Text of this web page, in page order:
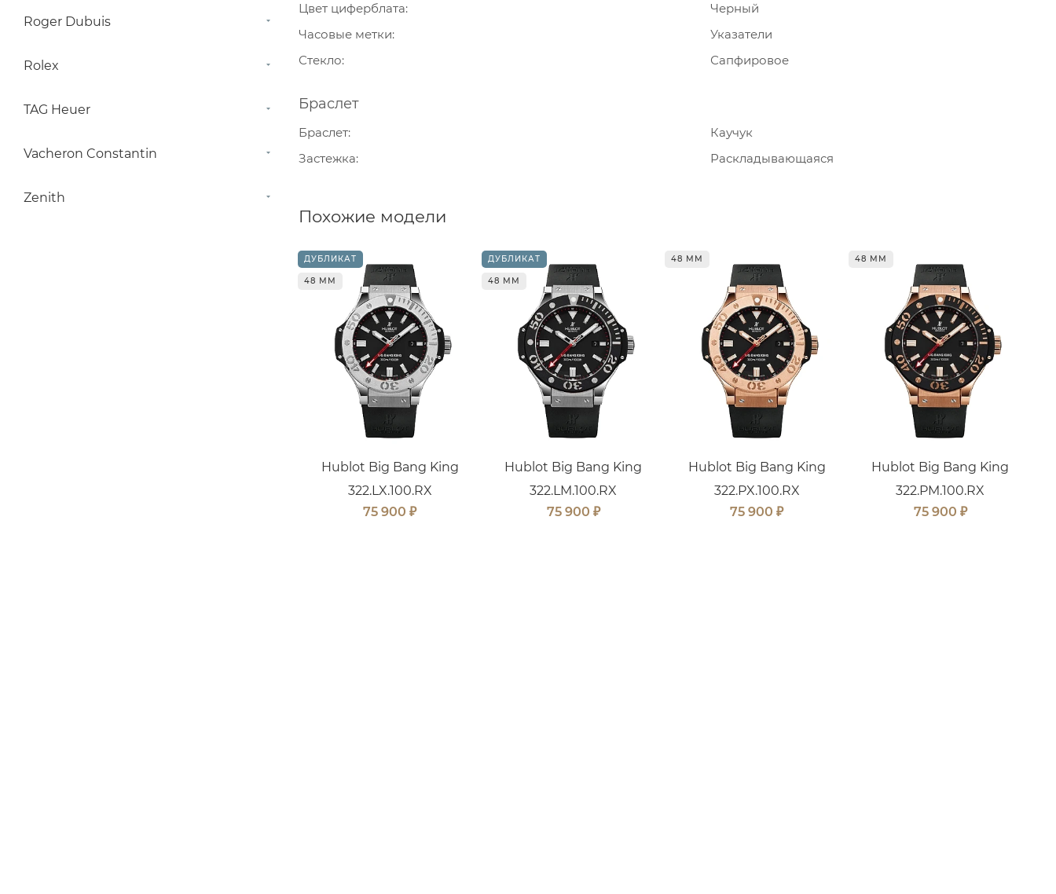
Цвет циферблата
Черный
Часовые метки
Указатели
Стекло
Сапфировое
Браслет
Браслет
Каучук
Застежка
Раскладывающаяся
Похожие модели
ДУБЛИКАТ
48 ММ
Hublot Big Bang King
322.LX.100.RX
75 900 ₽
ДУБЛИКАТ
48 ММ
Hublot Big Bang King
322.LM.100.RX
75 900 ₽
48 ММ
Hublot Big Bang King
322.PX.100.RX
75 900 ₽
48 ММ
Hublot Big Bang King
322.PM.100.RX
75 900 ₽
Roger Dubuis
Rolex
TAG Heuer
Vacheron Constantin
Zenith